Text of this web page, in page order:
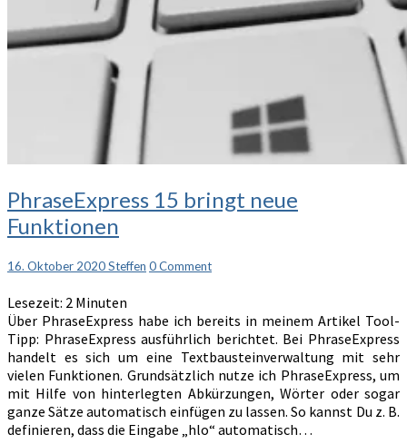
PhraseExpress
15
bringt
Funktionen
PhraseExpress 15 bringt neue
Funktionen
16. Oktober 2020Steffen Comments
0 Comment
Lesezeit: 2 Minuten
Über PhraseExpress habe ich bereits in meinem Artikel Tool-
Tipp: PhraseExpress ausführlich berichtet. Bei PhraseExpress
handelt es sich um eine Textbausteinverwaltung mit sehr
vielen Funktionen. Grundsätzlich nutze ich PhraseExpress, um
mit Hilfe von hinterlegten Abkürzungen, Wörter oder sogar
ganze Sätze automatisch einfügen zu lassen. So kannst Du z. B.
definieren, dass die Eingabe „hlo“ automatisch…